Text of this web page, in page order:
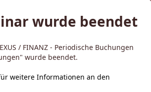
wurde beendet
/ FINANZ - Periodische Buchungen
wurde beendet.
weitere Informationen an den